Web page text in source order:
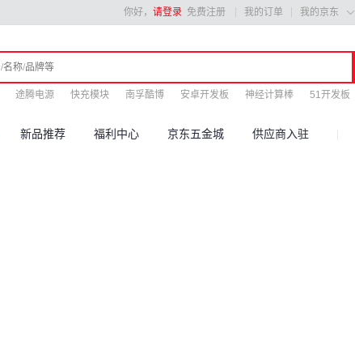
你好， 请登录 免费注册 我的订单 我的京东 
途腾电源 快充模块 南孚酷博 安卓开发板 神经计算棒 51开发板
新品推荐 福利中心 京东五金城 供应商入驻